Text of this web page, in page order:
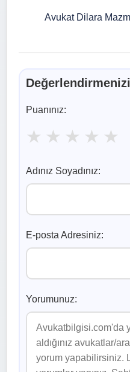
Avukat Dilara
Puanınız:
★ ★ ★ ★ ★
Adınız Soyadınız:
E-posta Adresiniz:
Yorumunuz: